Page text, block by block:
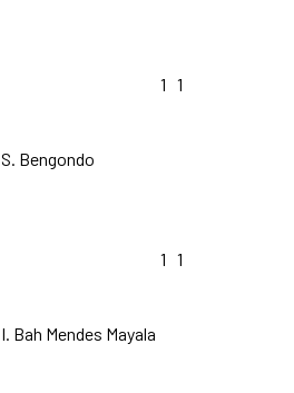
S. Bengondo
1 1
I. Bah Mendes Mayala
1 1